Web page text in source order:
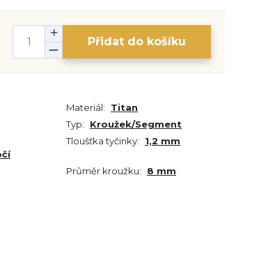
Přidat do košíku
Materiál:
Titan
Typ:
Kroužek/Segment
Tloušťka tyčinky: 1,2 mm
Průměr kroužku:
8 mm